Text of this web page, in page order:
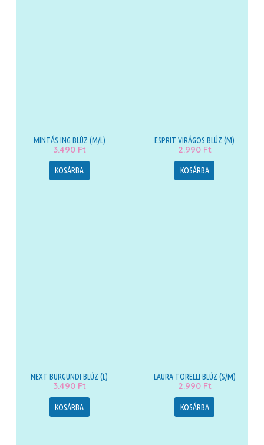
MINTÁS ING BLÚZ (M/L)
3.490 Ft
KOSÁRBA
ESPRIT VIRÁGOS BLÚZ (M)
2.990 Ft
KOSÁRBA
NEXT BURGUNDI BLÚZ (L)
3.490 Ft
KOSÁRBA
LAURA TORELLI BLÚZ (S/M)
2.990 Ft
KOSÁRBA